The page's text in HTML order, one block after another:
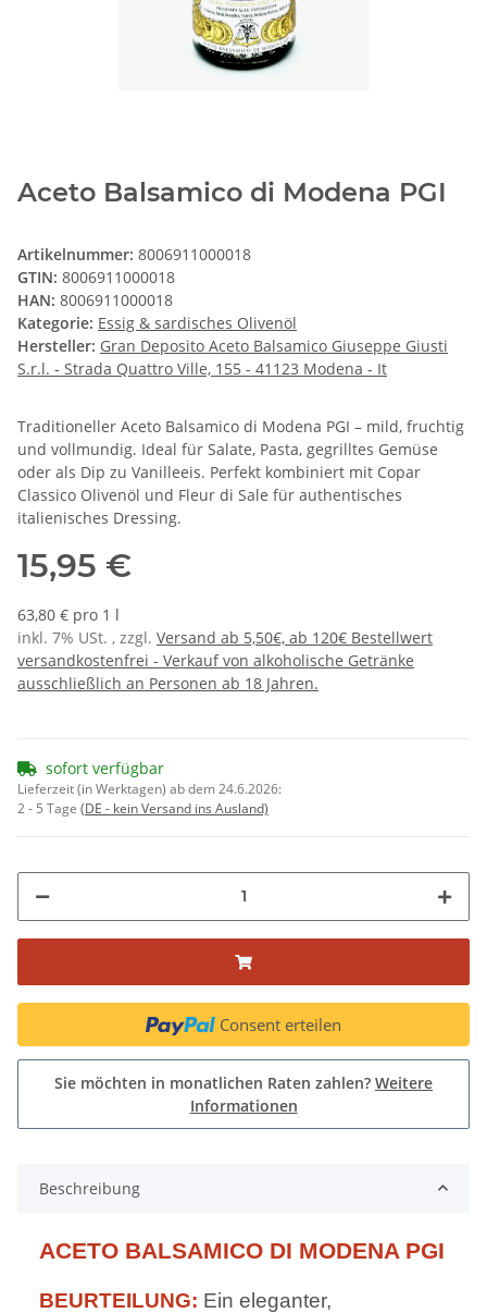
Aceto Balsamico di Modena PGI
Artikelnummer: 8006911000018
GTIN: 8006911000018
HAN: 8006911000018
Kategorie: Essig & sardisches Olivenöl
Hersteller: Gran Deposito Aceto Balsamico Giuseppe Giusti
S.r.l. - Strada Quattro Ville, 155 - 41123 Modena - It
Traditioneller Aceto Balsamico di Modena PGI – mild, fruchtig
und vollmundig. Ideal für Salate, Pasta, gegrilltes Gemüse
oder als Dip zu Vanilleeis. Perfekt kombiniert mit Copar
Classico Olivenöl und Fleur di Sale für authentisches
italienisches Dressing.
15,95 €
63,80 € pro 1 l
inkl. 7% USt. , zzgl. Versand ab 5,50€, ab 120€ Bestellwert
versandkostenfrei - Verkauf von alkoholische Getränke
ausschließlich an Personen ab 18 Jahren.
sofort verfügbar
Lieferzeit (in Werktagen) ab dem 24.6.2026:
2 - 5 Tage (DE - kein Versand ins Ausland)
Consent erteilen
Sie möchten in monatlichen Raten zahlen? Weitere
Informationen
Beschreibung
ACETO BALSAMICO DI MODENA PGI
BEURTEILUNG: Ein eleganter,